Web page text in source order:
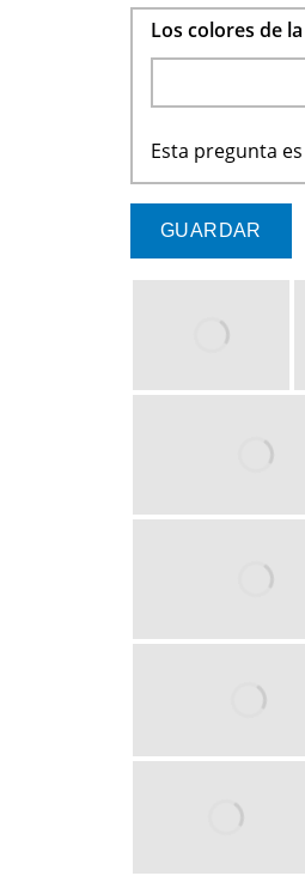
Los colores de
Esta pregunta